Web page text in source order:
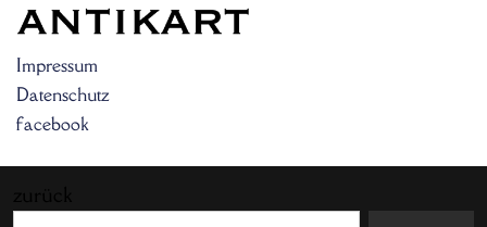
Impressum
Datenschutz
facebook